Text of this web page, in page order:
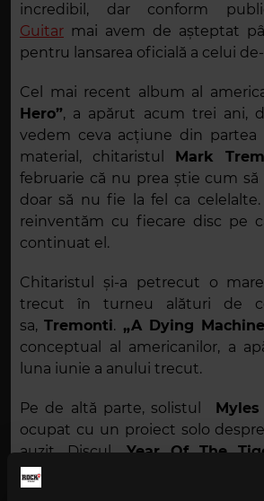
incredibil, dar conform
Guitar mai avem de așteptat
pentru lansarea oficială a celui
Cel mai recent album al
Hero”, a apărut acum trei ani,
vedem ceva acțiune din partea
material, chitaristul
Mark
februarie că nu prea știe cum să
doar să nu fie la fel ca
reinventăm cu fiecare disc pe
continuat el.
Chitaristul și-a petrecut o
trecut în turneu alături de
sa,Tremonti. „A Dying
conceptual al americanilor, a
luna iunie a anului trecut.
Pe de altă parte, solistul
ocupat cu un proiect solo
auzit. Discul„Year Of The
material solo al lui
, acesta